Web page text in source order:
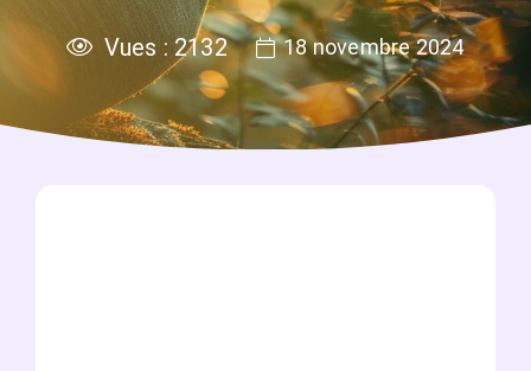
Vues :2132 18 novembre 2024